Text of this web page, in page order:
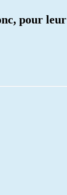
pour leur